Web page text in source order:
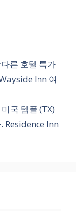
른 호텔 특가
Inn 여
국 템플 (TX)
Residence Inn